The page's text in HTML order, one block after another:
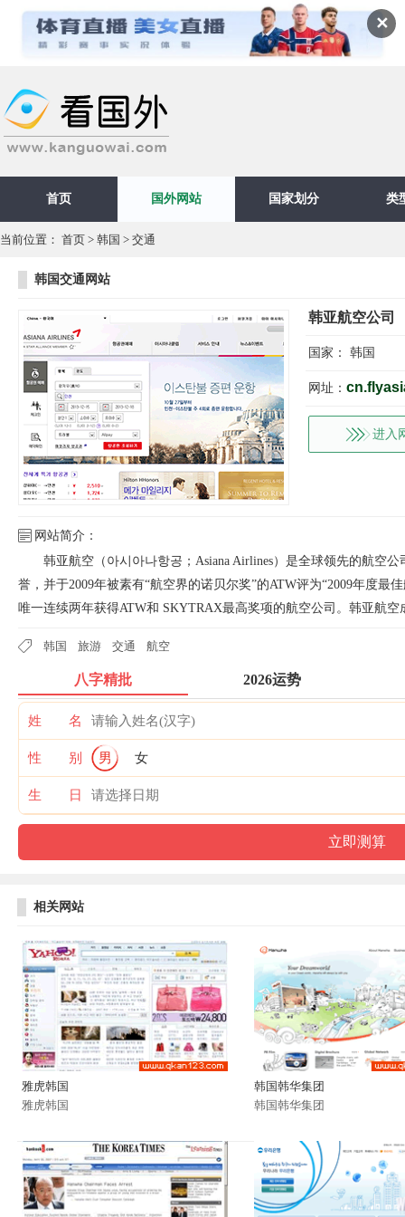
✕
首页 国外网站 国家划分 类
当前位置： 首页 > 韩国 > 交通
韩国交通网站
韩亚航空公司
国家： 韩国
网址：
进入
网站简介：
韩亚航空（아시아나항공；Asiana Airlines）是全球领先的航空
誉，并于2009年被素有“航空界的诺贝尔奖”的ATW评为“2009年度最
唯一连续两年获得ATW和 SKYTRAX最高奖项的航空公司。韩亚航空
韩国 旅游 交通 航空
八字精批 2026运势
姓 名
性 别 男 女
生 日
相关网站
雅虎韩国
雅虎韩国
韩国韩华集团
韩国韩华集团